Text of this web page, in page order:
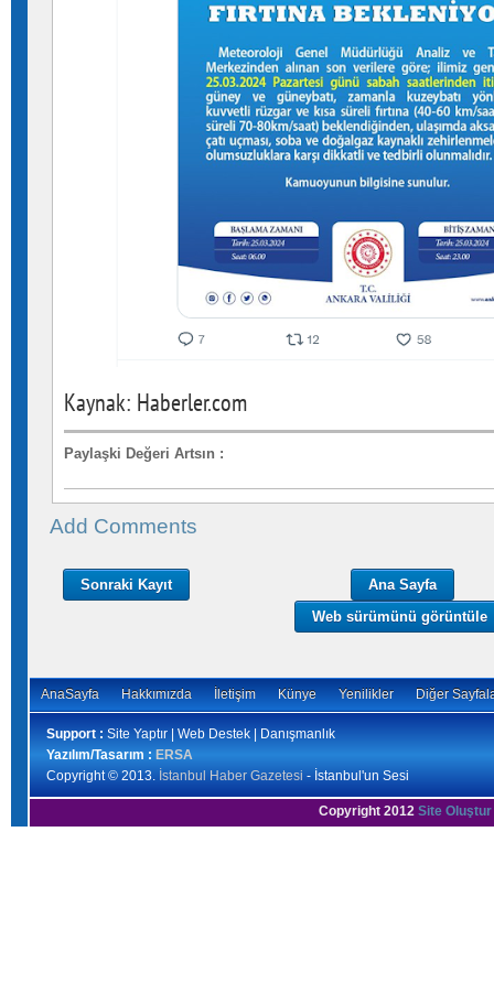
Kaynak: Haberler.com
Paylaşki Değeri Artsın :
Add Comments
Sonraki Kayıt
Ana Sayfa
Web sürümünü görüntüle
AnaSayfa Hakkımızda İletişim Künye Yenilikler Diğer
Support : Site Yaptır | Web Destek | Danışmanlık
Yazılım/Tasarım : ERSA
Copyright © 2013. İstanbul Haber Gazetesi - İstanbul'un Sesi
Copyright 2012 Site Oluştur